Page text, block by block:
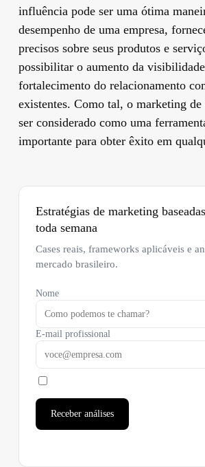
influência pode ser uma ótima
desempenho de uma empresa,
precisos sobre seus produtos e
possibilitar o aumento da
fortalecimento do relacionamento
existentes. Como tal, o marketing
ser considerado como uma
importante para obter êxito em
Estratégias de marketing
toda semana
Cases reais, frameworks aplicáveis e
mercado brasileiro.
Nome
E-mail profissional
Receber análises